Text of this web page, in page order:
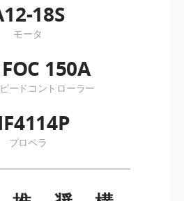
18S
モータ
150A
ードコントローラー
プロペラ